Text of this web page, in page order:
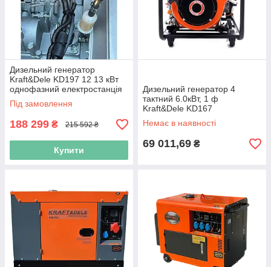
Дизельний генератор
Kraft&Dele KD197 12 13 кВт
однофазний електростанція
для дому
Під замовлення
188 299 ₴ 215 592 ₴
Купити
Дизельний генератор 4
тактний 6.0кВт, 1 ф
Kraft&Dele KD167
електрогенератор дизельний
Немає в наявності
69 011,69 ₴